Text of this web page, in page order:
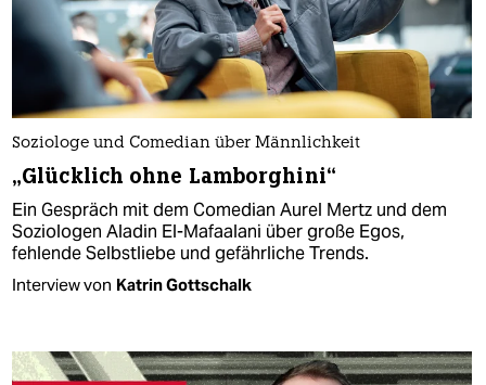
Soziologe und Comedian über Männlichkeit
„Glücklich ohne Lamborghini“
Ein Gespräch mit dem Comedian Aurel Mertz und dem
Soziologen Aladin El-Mafaalani über große Egos,
fehlende Selbstliebe und gefährliche Trends.
Interview von Katrin Gottschalk